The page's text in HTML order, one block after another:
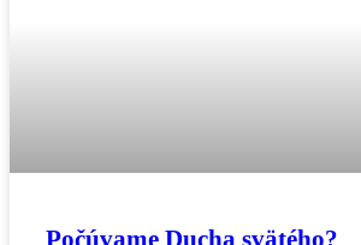
Počúvame Ducha svätého?